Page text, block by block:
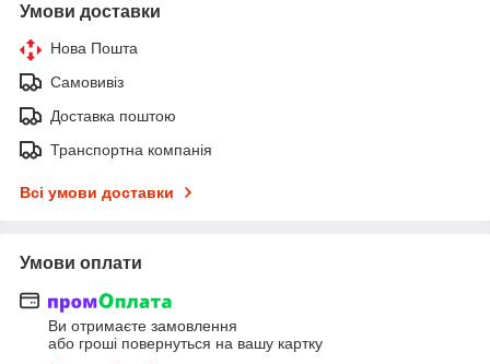
Умови доставки
Нова Пошта
Самовивіз
Доставка поштою
Транспортна компанія
Всі умови доставки
Умови оплати
Ви отримаєте замовлення
або гроші повернуться на вашу картку